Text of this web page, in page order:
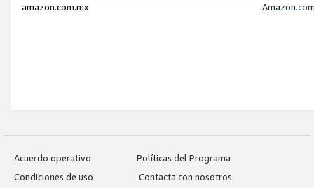
amazon.com.mx
Acuerdo operativo
Políticas del Programa
Condiciones de uso
Contacta con nosotros